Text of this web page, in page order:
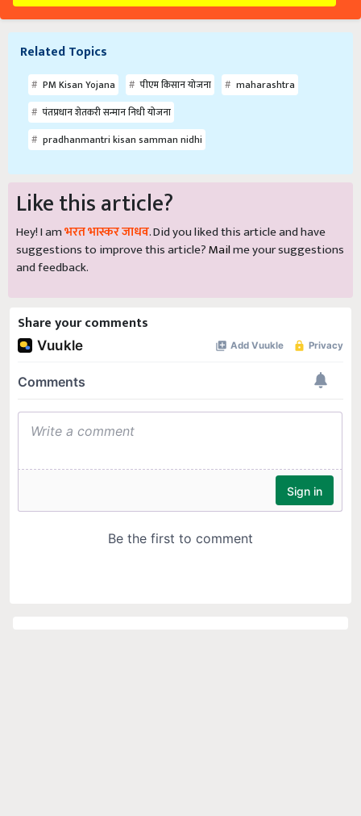
Related Topics
PM Kisan Yojana पीएम किसान योजना
maharashtra
पंतप्रधान शेतकरी सन्मान निधी योजना
pradhanmantri kisan samman nidhi
Like this article?
Hey! I amभरत भास्कर जाधव. Did you liked this article and have
suggestions to improve this article?Mailme your suggestions
and feedback.
Share your comments